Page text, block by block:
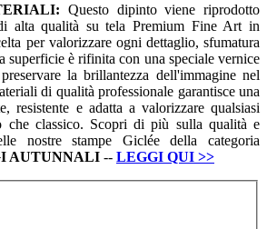
Questo dipinto viene riprodotto
alta qualità su tela Premium Fine Art in
per valorizzare ogni dettaglio, sfumatura
superficie è rifinita con una speciale vernice
la brillantezza dell'immagine nel
di qualità professionale garantisce una
resistente e adatta a valorizzare qualsiasi
che classico. Scopri di più sulla qualità e
nostre stampe Giclée della categoria
AUTUNNALI -- LEGGI QUI >>